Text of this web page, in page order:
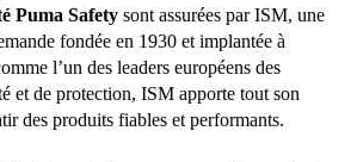
Puma Safety sont assurées par ISM, une
fondée en 1930 et implantée à
l’un des leaders européens des
et de protection, ISM apporte tout son
des produits fiables et performants.